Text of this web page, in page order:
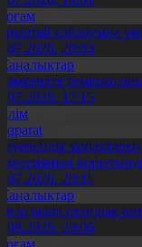
сайлауына
20:03
17:15
20:11
отандық
20:06